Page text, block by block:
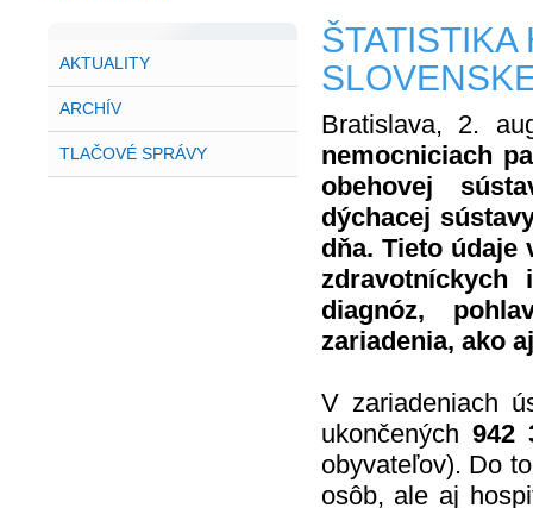
AKTUALITY
ARCHÍV
TLAČOVÉ SPRÁVY
ŠTATISTIKA
Bratislava, 2.
nemocniciach
obehovej
dýchacej
dňa. Tieto údaje
zdravotníckych
diagnóz,
zariadenia, ako
V zariadeniach
ukončených 942
obyvateľov). Do
osôb, ale aj